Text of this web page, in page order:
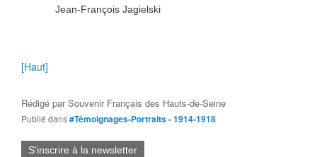
Jean-François Jagielski
[Haut]
Rédigé parSouvenir Français des Hauts-de-Seine
Publié dans#Témoignages-Portraits - 1914-1918
S'inscrire à la newsletter